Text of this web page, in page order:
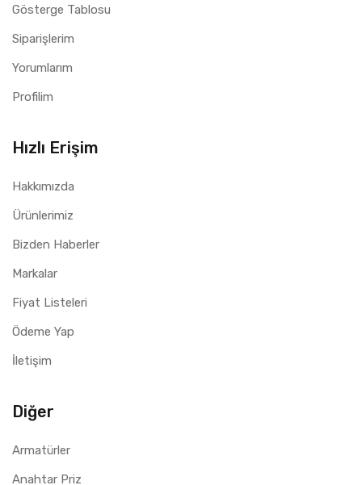
Gösterge Tablosu
Siparişlerim
Yorumlarım
Profilim
Hızlı Erişim
Hakkımızda
Ürünlerimiz
Bizden Haberler
Markalar
Fiyat Listeleri
Ödeme Yap
İletişim
Diğer
Armatürler
Anahtar Priz